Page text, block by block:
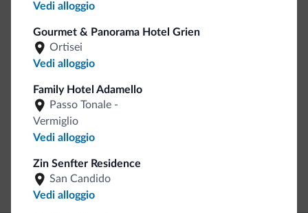
Vedi alloggio
Gourmet & Panorama Hotel Grien
Ortisei
Vedi alloggio
Family Hotel Adamello
Passo Tonale -
Vermiglio
Vedi alloggio
Zin Senfter Residence
San Candido
Vedi alloggio
Be Original, scopri la nuova collezione
Ce l'avete chiesto in tanti. Ecco la nuova collezione firmata
Dolomiti.it!